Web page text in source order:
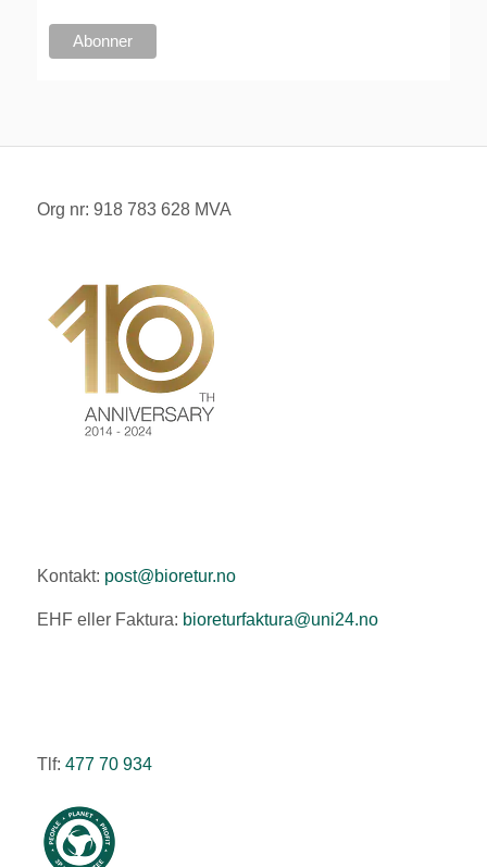
Org nr: 918 783 628 MVA
Kontakt: post@bioretur.no
EHF eller Faktura: bioreturfaktura@uni24.no
Tlf: 477 70 934